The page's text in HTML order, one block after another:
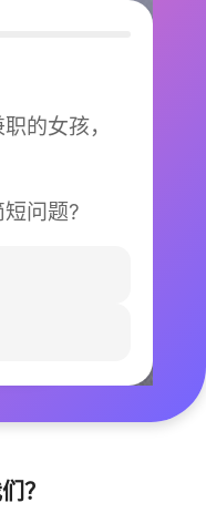
的女孩，
问题?
单
身边的TA
？